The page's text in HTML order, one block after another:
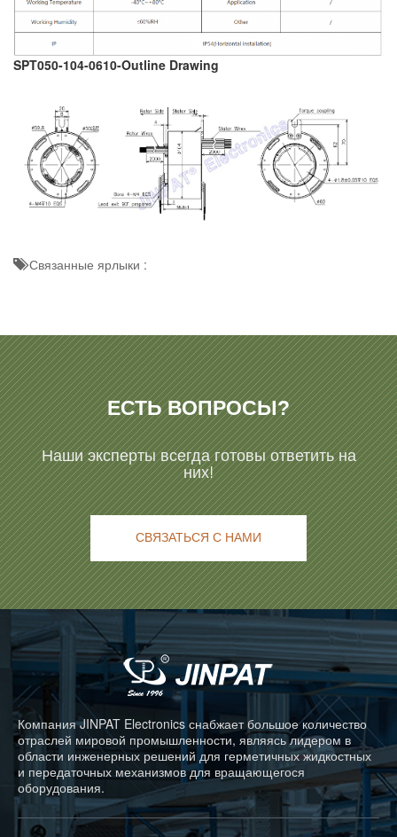
SPT050-104-0610-Outline Drawing
Связанные ярлыки :
ЕСТЬ ВОПРОСЫ?
Наши эксперты всегда готовы ответить на
них!
СВЯЗАТЬСЯ С НАМИ
Компания JINPAT Electronics снабжает большое количество
отраслей мировой промышленности, являясь лидером в
области инженерных решений для герметичных жидкостных
и передаточных механизмов для вращающегося
оборудования.